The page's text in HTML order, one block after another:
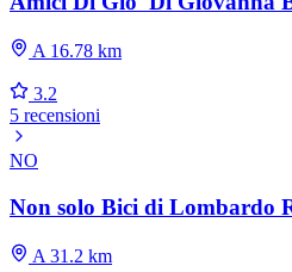
A 16.78 km
3.2
5 recensioni
NO
Non solo Bici di Lombardo
A 31.2 km